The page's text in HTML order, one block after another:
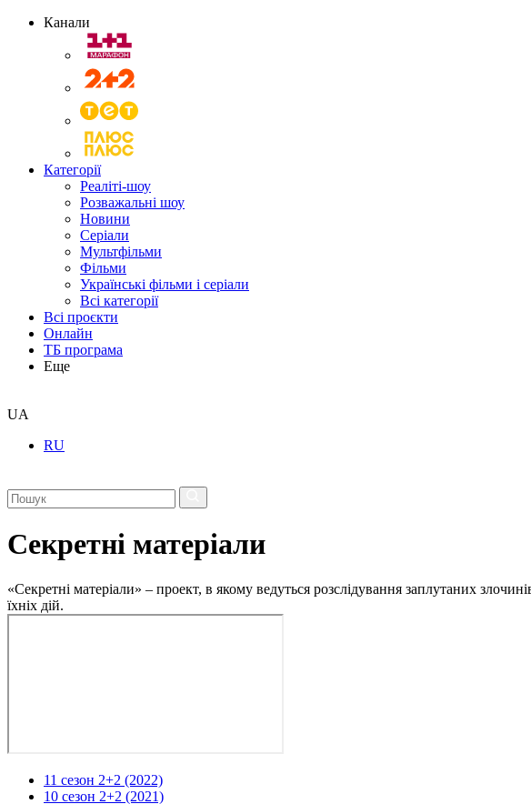
Канали
Категорії
Реаліті-шоу
Розважальні шоу
Новини
Серіали
Мультфільми
Фільми
Українські фільми і серіали
Всі категорії
Всі проєкти
Онлайн
ТБ програма
Еще
UA
RU
Секретні матеріали
«Секретні матеріали» – проект, в якому ведуться розслідування заплутаних
їхніх дій.
11 сезон 2+2 (2022)
10 сезон 2+2 (2021)